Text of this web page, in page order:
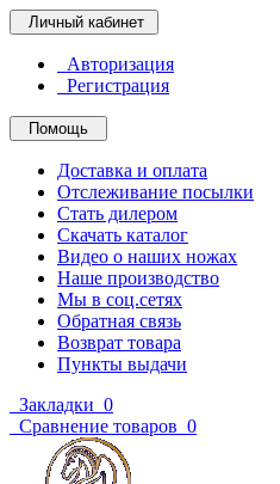
Личный кабинет
Авторизация
Регистрация
Помощь
Доставка и оплата
Отслеживание посылки
Стать дилером
Скачать каталог
Видео о наших ножах
Наше производство
Мы в соц.сетях
Обратная связь
Возврат товара
Пункты выдачи
Закладки 0
Сравнение товаров 0